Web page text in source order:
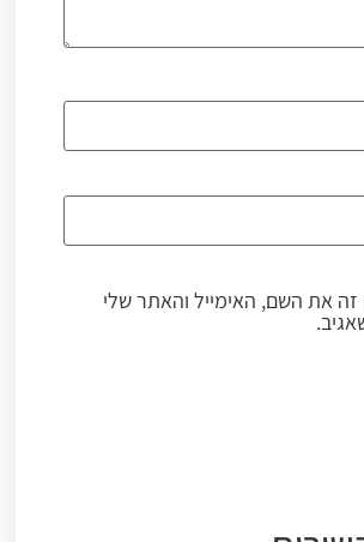
את השם, האימייל והאתר שלי